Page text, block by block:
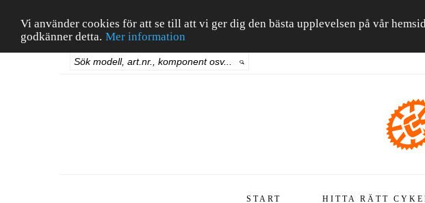
Vi använder cookies för att se till att vi ger dig den bästa upplevelsen på vår
godkänner detta. Mer information
START HITTA RÄTT